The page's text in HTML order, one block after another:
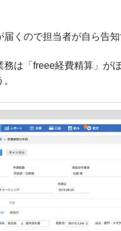
くので担当者が自ら告知
は「freee経費精算」が